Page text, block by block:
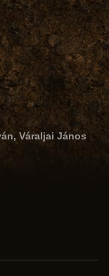
Váraljai János